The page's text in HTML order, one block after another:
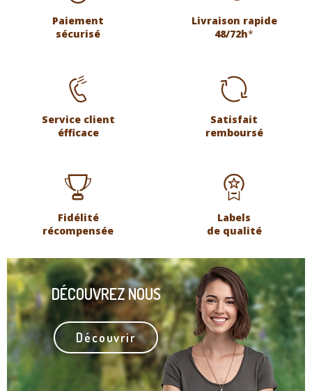
Paiement
sécurisé
Livraison rapide
48/72h*
Service client
éfficace
Satisfait
remboursé
Fidélité
récompensée
Labels
de qualité
DÉCOUVREZ NOUS
Découvrir